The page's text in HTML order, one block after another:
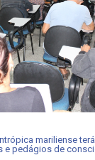
mariliense
e pedágios de